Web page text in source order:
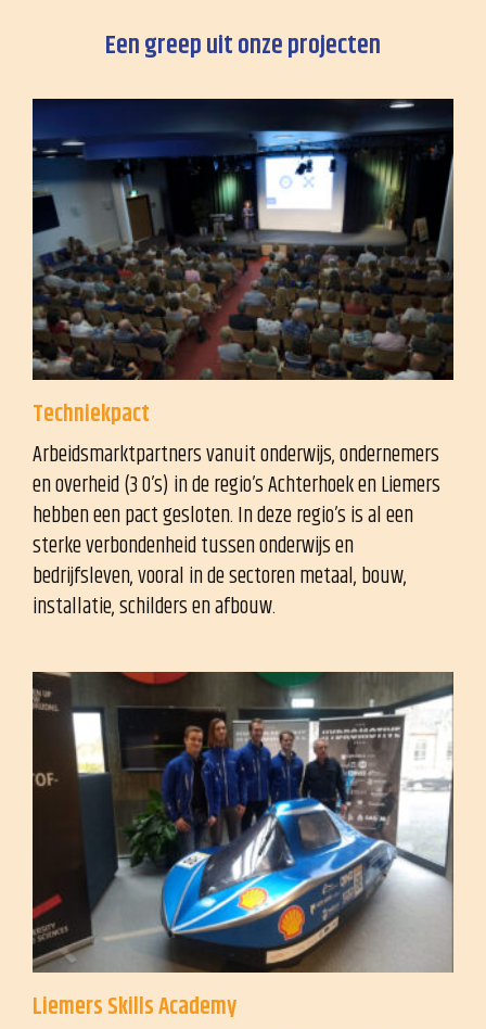
Een greep uit onze projecten
Techniekpact
Arbeidsmarktpartners vanuit onderwijs, ondernemers
en overheid (3 O’s) in de regio’s Achterhoek en Liemers
hebben een pact gesloten. In deze regio’s is al een
sterke verbondenheid tussen onderwijs en
bedrijfsleven, vooral in de sectoren metaal, bouw,
installatie, schilders en afbouw.
Liemers Skills Academy